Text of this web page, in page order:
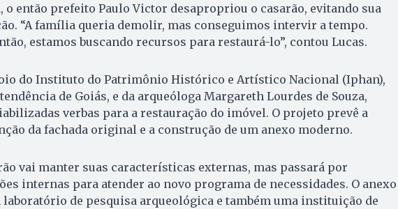
o então prefeito Paulo Victor desapropriou o casarão, evitando sua
“A família queria demolir, mas conseguimos intervir a tempo.
estamos buscando recursos para restaurá-lo”, contou Lucas.
do Instituto do Patrimônio Histórico e Artístico Nacional (Iphan),
de Goiás, e da arqueóloga Margareth Lourdes de Souza,
verbas para a restauração do imóvel. O projeto prevê a
da fachada original e a construção de um anexo moderno.
vai manter suas características externas, mas passará por
internas para atender ao novo programa de necessidades. O anexo
laboratório de pesquisa arqueológica e também uma instituição de